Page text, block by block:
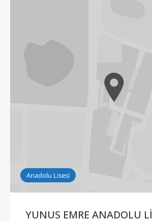
Anadolu Lisesi
YUNUS EMRE ANADOLU